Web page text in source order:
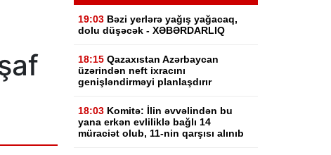
19:03 Bəzi yerlərə yağış yağacaq,
dolu düşəcək - XƏBƏRDARLIQ
18:15 Qazaxıstan Azərbaycan
üzərindən neft ixracını
genişləndirməyi planlaşdırır
18:03 Komitə: İlin əvvəlindən bu
yana erkən evliliklə bağlı 14
müraciət olub, 11-nin qarşısı alınıb